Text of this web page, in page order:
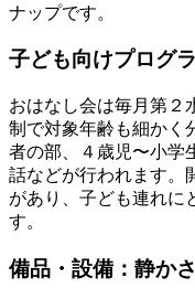
ナップです。
子ども向けプログ
おはなし会は毎月第２
制で対象年齢も細かく
者の部、４歳児〜小学
話などが行われます。
があり、子ども連れに
す。
備品・設備：静か